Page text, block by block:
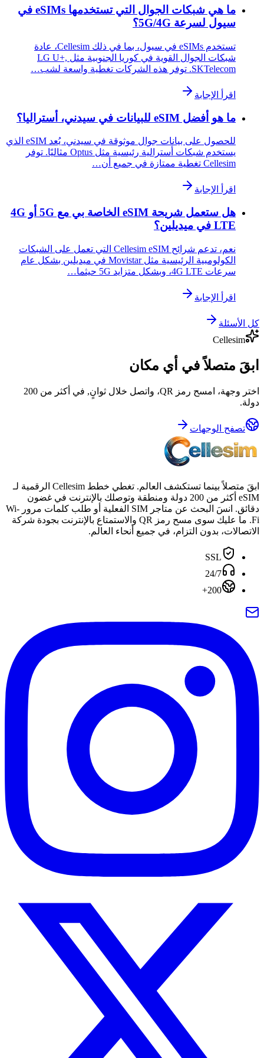
ما هي شبكات الجوال التي تستخدمها eSIMs في
سيول لسرعة 5G/4G؟
تستخدم eSIMs في سيول، بما في ذلك Cellesim، عادة
شبكات الجوال القوية في كوريا الجنوبية مثل LG U+,
SKTelecom. توفر هذه الشركات تغطية واسعة لشب…
اقرأ الإجابة
ما هو أفضل eSIM للبيانات في سيدني، أستراليا؟
للحصول على بيانات جوال موثوقة في سيدني، يُعد eSIM الذي
يستخدم شبكات أسترالية رئيسية مثل Optus مثاليًا. توفر
Cellesim تغطية ممتازة في جميع أن…
اقرأ الإجابة
هل ستعمل شريحة eSIM الخاصة بي مع 5G أو 4G
LTE في ميديلين؟
نعم، تدعم شرائح Cellesim eSIM التي تعمل على الشبكات
الكولومبية الرئيسية مثل Movistar في ميديلين بشكل عام
سرعات 4G LTE، وبشكل متزايد 5G حيثما…
اقرأ الإجابة
كل الأسئلة
Cellesim
ابقَ متصلاً في أي مكان
اختر وجهة، امسح رمز QR، واتصل خلال ثوانٍ, في أكثر من 200
دولة.
تصفح الوجهات
ابقَ متصلاً بينما تستكشف العالم. تغطي خطط Cellesim الرقمية لـ
eSIM أكثر من 200 دولة ومنطقة وتوصلك بالإنترنت في غضون
دقائق. انسَ البحث عن متاجر SIM الفعلية أو طلب كلمات مرور Wi-
Fi. ما عليك سوى مسح رمز QR والاستمتاع بالإنترنت بجودة شركة
الاتصالات، بدون التزام، في جميع أنحاء العالم.
SSL
24/7
200+